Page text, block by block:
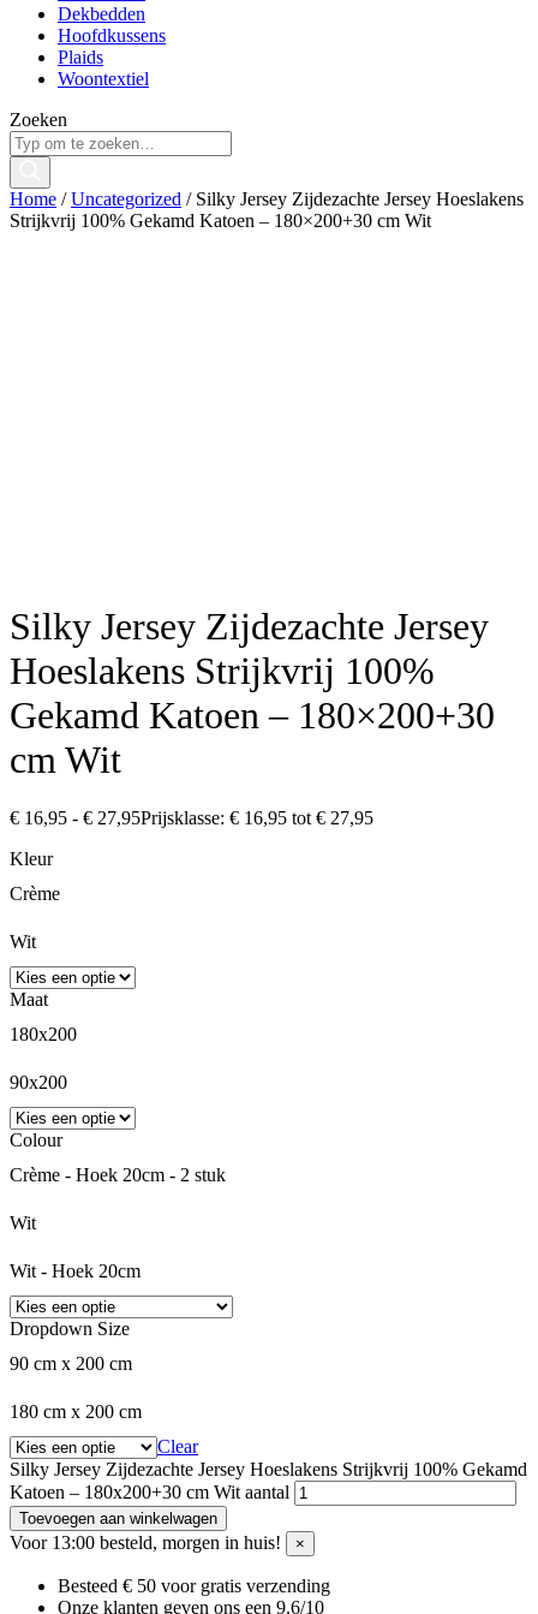
Dekbedden
Hoofdkussens
Plaids
Woontextiel
Zoeken
Home /Uncategorized / Silky Jersey Zijdezachte Jersey Hoeslakens
Strijkvrij 100% Gekamd Katoen – 180×200+30 cm Wit
Silky Jersey Zijdezachte Jersey
Hoeslakens Strijkvrij 100%
Gekamd Katoen – 180×200+30
cm Wit
€ 16,95 - € 27,95Prijsklasse: € 16,95 tot € 27,95
Kleur
Crème
Wit
Maat
180x200
90x200
Colour
Crème - Hoek 20cm - 2 stuk
Wit
Wit - Hoek 20cm
Dropdown Size
90 cm x 200 cm
180 cm x 200 cm
Clear
Silky Jersey Zijdezachte Jersey Hoeslakens Strijkvrij 100% Gekamd
Katoen – 180x200+30 cm Wit aantal
Toevoegen aan winkelwagen
Voor 13:00 besteld, morgen in huis! ×
Besteed € 50 voor gratis verzending
Onze klanten geven ons een 9.6/10